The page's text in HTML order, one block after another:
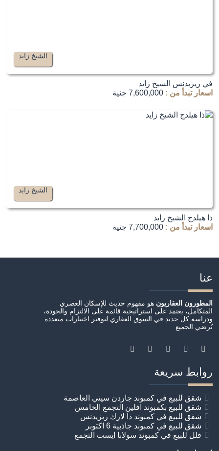
الشيخ زايد
في ريزيدنس الشيخ زايد
اسعار تبدأ من : 7,600,000 جنية
الشيخ زايد
ذا هيلدج الشيخ زايد
اسعار تبدأ من : 7,700,000 جنية
عنا
المطورون العقاريون هو مفهوم حديث للإسكان العصري
المتكامل، يعتمد على استراتيجية قائمة على الالتزام والجودة،
ودراسة كل جديد في السوق العقاري لتوفير اختيارات متعددة
تُرضي الجميع
روابط سريعة
شقق للبيع في كمبوند جاردن سيتي العاصمة
شقق للبيع بكمبوند افلين التجمع الخامس
شقق للبيع في كمبوند ذا لارك ريزيدنس
شقق للبيع في كمبوند جاذبية 6 اكتوبر
فلل للبيع في كمبوند سولانا ايست التجمع